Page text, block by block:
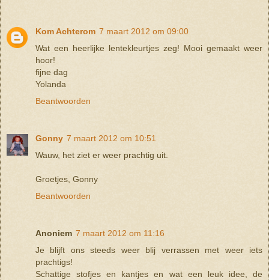
Kom Achterom 7 maart 2012 om 09:00
Wat een heerlijke lentekleurtjes zeg! Mooi gemaakt weer
hoor!
fijne dag
Yolanda
Beantwoorden
Gonny 7 maart 2012 om 10:51
Wauw, het ziet er weer prachtig uit.
Groetjes, Gonny
Beantwoorden
Anoniem 7 maart 2012 om 11:16
Je blijft ons steeds weer blij verrassen met weer iets
prachtigs!
Schattige stofjes en kantjes en wat een leuk idee, de